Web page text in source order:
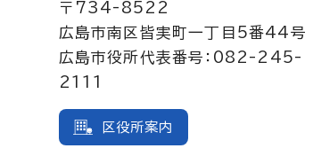
〒734-8522
広島市南区皆実町一丁目5番44号
広島市役所代表番号：082-245-
2111
区役所案内